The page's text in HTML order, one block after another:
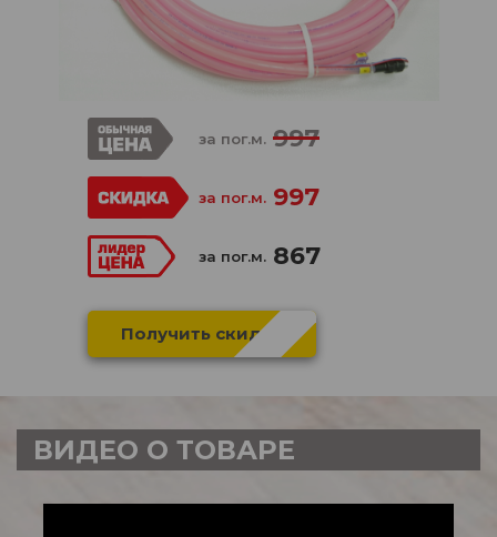
за пог.м. 997
за пог.м. 997
за пог.м. 867
Получить скидку
ВИДЕО О ТОВАРЕ